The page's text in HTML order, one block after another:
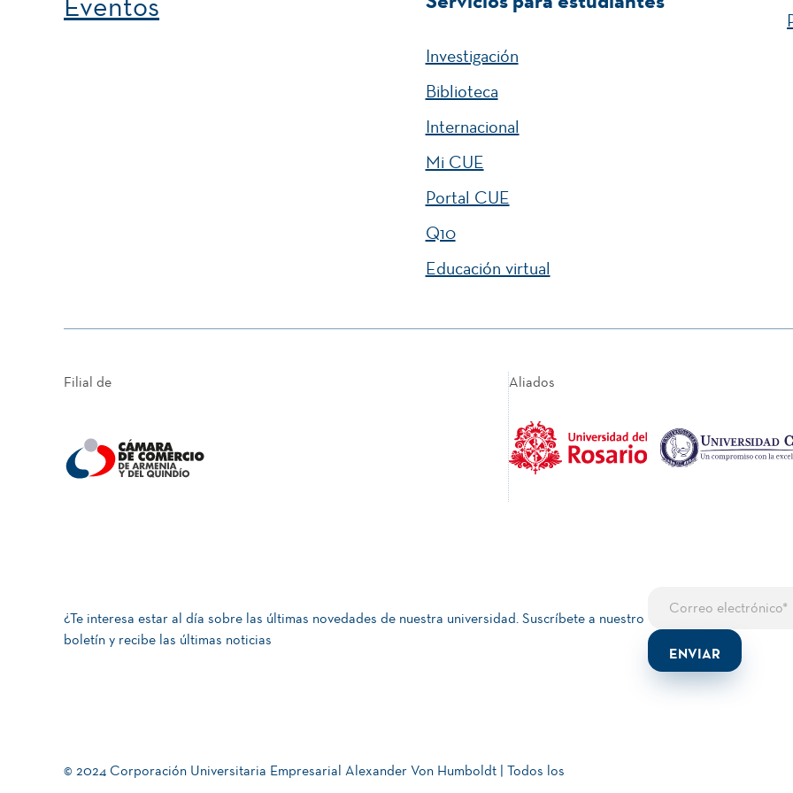
Investigación
Biblioteca
Internacional
Mi CUE
Portal CUE
Q10
Educación virtual
Filial de Aliados
¿Te interesa estar al día sobre las últimas novedades de nuestra universidad. Suscríbete a nuestro
boletín y recibe las últimas noticias
© 2024 Corporación Universitaria Empresarial Alexander Von Humboldt | Todos los